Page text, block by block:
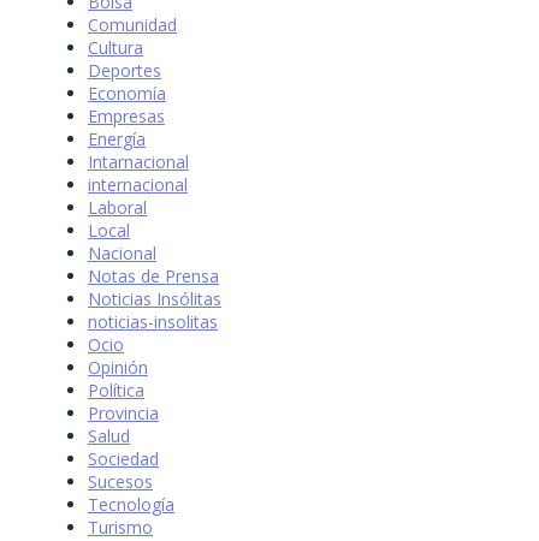
Comunidad
Cultura
Deportes
Economía
Empresas
Energía
Intarnacional
internacional
Laboral
Local
Nacional
Notas de Prensa
Noticias Insólitas
noticias-insolitas
Ocio
Opinión
Política
Provincia
Salud
Sociedad
Sucesos
Tecnología
Turismo